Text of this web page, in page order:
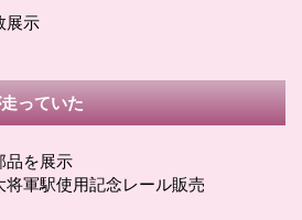
展示
っていた
品を展示
将軍駅使用記念レール販売